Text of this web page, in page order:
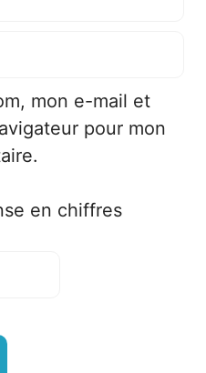
mon e-mail et
pour mon
en chiffres